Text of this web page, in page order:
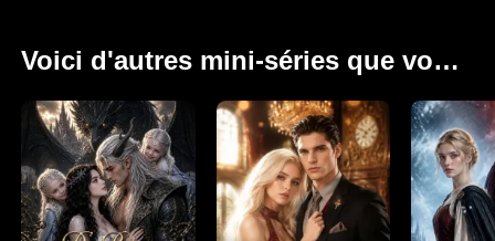
Voici d'autres mini-séries que vous apprécierez.